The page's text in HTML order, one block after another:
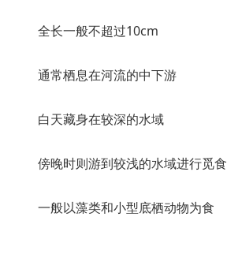
全长一般不超过10cm
通常栖息在河流的中下游
白天藏身在较深的水域
傍晚时则游到较浅的水域进行觅食
一般以藻类和小型底栖动物为食